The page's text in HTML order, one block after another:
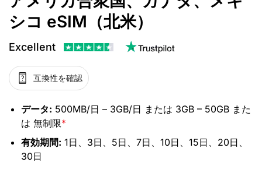
シコ eSIM（北米）
Excellent
互換性を確認
データ: 500MB/日 – 3GB/日 または 3GB – 50GB また
は 無制限*
有効期間: 1日、3日、5日、7日、10日、15日、20日、
30日